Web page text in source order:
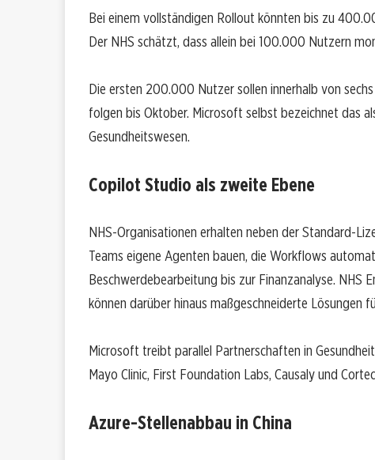
Bei einem vollständigen Rollout könnten bis zu
Der NHS schätzt, dass allein bei 100.000 Nutzern
Die ersten 200.000 Nutzer sollen innerhalb von
folgen bis Oktober. Microsoft selbst bezeichnet das
Gesundheitswesen.
Copilot Studio als zweite Ebene
NHS-Organisationen erhalten neben der Standard-
Teams eigene Agenten bauen, die Workflows
Beschwerdebearbeitung bis zur Finanzanalyse. NHS
können darüber hinaus maßgeschneiderte Lösungen
Microsoft treibt parallel Partnerschaften in
Mayo Clinic, First Foundation Labs, Causaly und
Azure-Stellenabbau in China